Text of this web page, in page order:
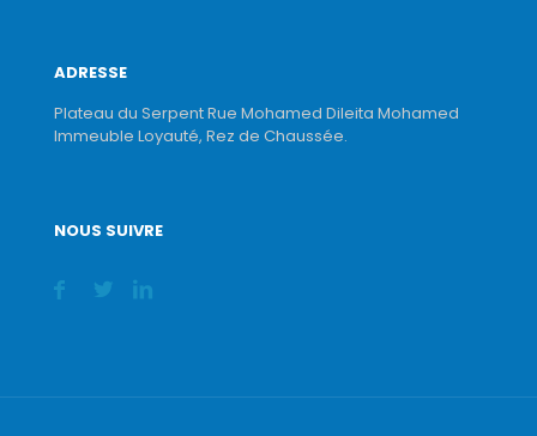
ADRESSE
Plateau du Serpent Rue Mohamed Dileita Mohamed
Immeuble Loyauté, Rez de Chaussée.
NOUS SUIVRE